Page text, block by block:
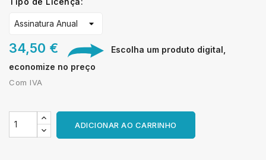
34,50 €
Escolha um produto digital,
economize no preço
Com IVA
ADICIONAR AO CARRINHO